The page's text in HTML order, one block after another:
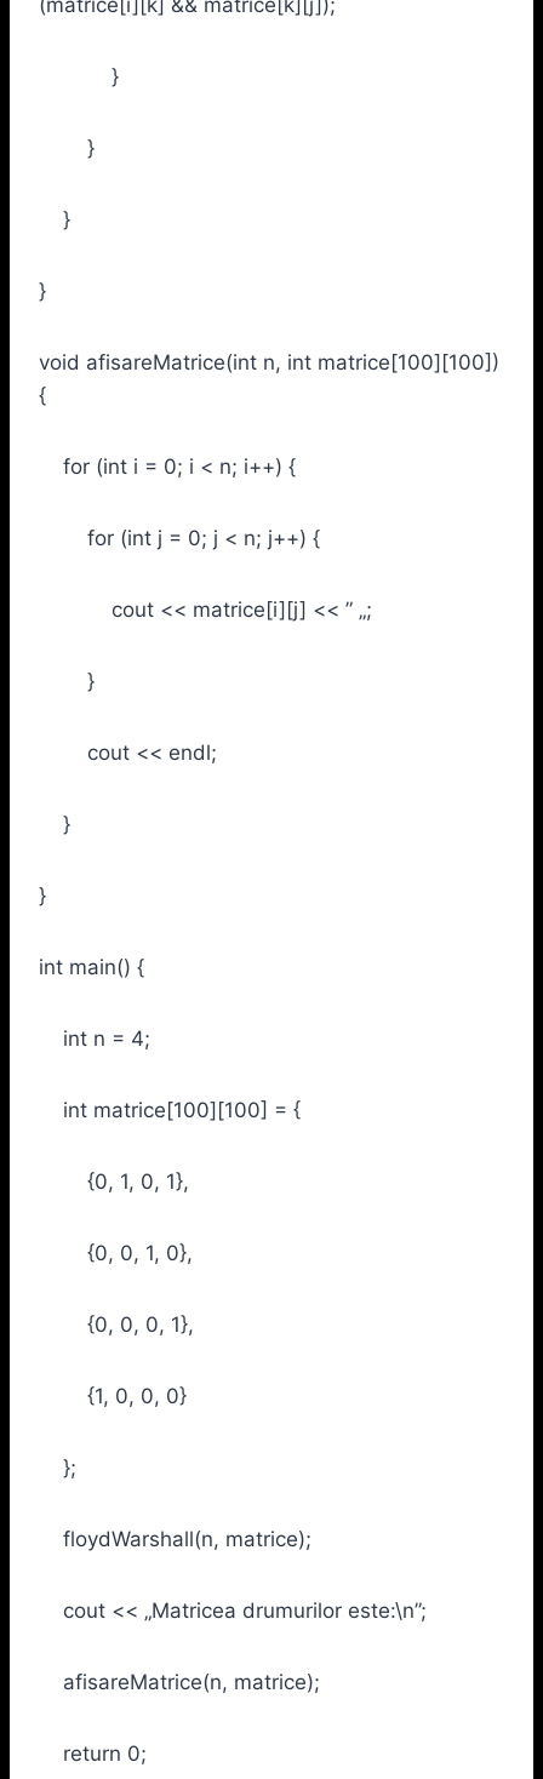
}
}
}
}
void afisareMatrice(int n, int matrice[100][100])
{
for (int i = 0; i < n; i++) {
for (int j = 0; j < n; j++) {
cout << matrice[i][j] << ” „;
}
cout << endl;
}
}
int main() {
int n = 4;
int matrice[100][100] = {
{0, 1, 0, 1},
{0, 0, 1, 0},
{0, 0, 0, 1},
{1, 0, 0, 0}
};
floydWarshall(n, matrice);
cout << „Matricea drumurilor este:\n”;
afisareMatrice(n, matrice);
return 0;